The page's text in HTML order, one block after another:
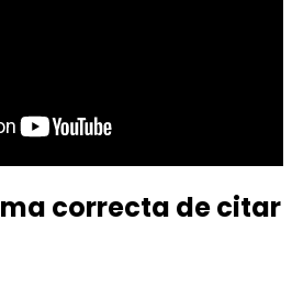
correcta de citar